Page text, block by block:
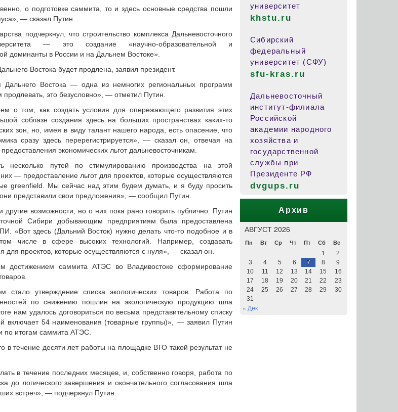
о подготовке саммита, то и здесь основные средства пошли
— сказал Путин.
подчеркнул, что строительство комплекса Дальневосточного
— это создание «научно-образовательной и
доминанты в России и на Дальнем Востоке».
Востока будет продлена, заявил президент.
Дальнего Востока — одна из немногих региональных программ
это безусловно», — отметил Путин.
о том, как создать условия для опережающего развития этих
соблазн создания здесь на больших пространствах каких-то
зон, но, имея в виду талант нашего народа, есть опасение, что
сразу здесь перерегистрируется», — сказал он, отвечая на
экономических льгот дальневосточникам.
несколько путей по стимулированию производства на этой
— предоставление льгот для проектов, которые осуществляются
greenfield. Мы сейчас над этим будем думать, и я буду просить
представили свои предложения», — сообщил Путин.
другие возможности, но о них пока рано говорить публично. Путин
Сибири добывающим предприятиям была предоставлена
«Вот здесь (Дальний Восток) нужно делать что-то подобное и в
числе в сфере высоких технологий. Например, создавать
для проектов, которые осуществляются с нуля», — сказал он.
достижением саммита АТЭС во Владивостоке сформирование
стало утверждение списка экологических товаров. Работа по
по снижению пошлин на экологическую продукцию шла
нам удалось договориться по весьма представительному списку
включает 54 наименования (товарные группы)», — заявил Путин
по итогам саммита АТЭС.
в течение десяти лет работы на площадке ВТО такой результат не
в течение последних месяцев, и, собственно говоря, работа по
до логического завершения и окончательного согласования шла
встреч», — подчеркнул Путин.
университет
khstu.ru
Сибирский
федеральный
университет (СФУ)
sfu-kras.ru
Дальневосточный
институт-филиала
Российской
академии народного
хозяйства и
государственной
службы при
Президенте РФ
dvgups.ru
Архив
АВГУСТ 2026
Пн Вт Ср Чт Пт Сб Вс
1
2
3
4 5 6 7 8
9
10
11 12 13 14 15
16
17
18 19 20 21 22
23
24
25 26 27 28 29
30
31
« Дек